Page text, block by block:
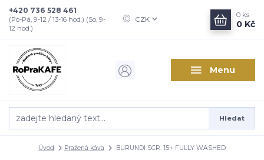
Menu
CZK
Hledat
+420 736 528 461
(Po-Pá, 9-12 / 13-16 hod.) (So, 9-
12 hod.)
0 ks
0 Kč
Úvod Pražená káva BURUNDI SCR. 15+ FULLY WASHED